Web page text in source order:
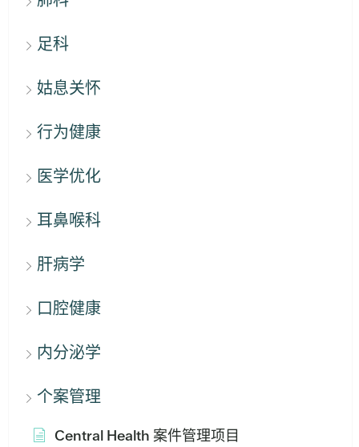
足科
姑息关怀
行为健康
医学优化
耳鼻喉科
肝病学
口腔健康
内分泌学
个案管理
Central Health 案件管理项目